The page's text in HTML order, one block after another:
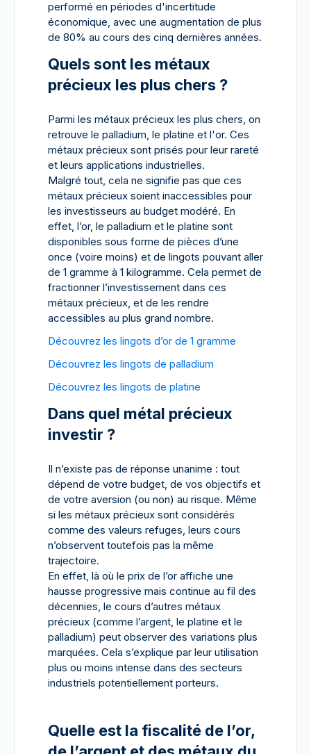
performé en périodes d'incertitude
économique, avec une augmentation de plus
de 80% au cours des cinq dernières années.
Quels sont les métaux
précieux les plus chers ?
Parmi les métaux précieux les plus chers, on
retrouve le palladium, le platine et l'or. Ces
métaux précieux sont prisés pour leur rareté
et leurs applications industrielles.
Malgré tout, cela ne signifie pas que ces
métaux précieux soient inaccessibles pour
les investisseurs au budget modéré. En
effet, l’or, le palladium et le platine sont
disponibles sous forme de pièces d’une
once (voire moins) et de lingots pouvant aller
de 1 gramme à 1 kilogramme. Cela permet de
fractionner l’investissement dans ces
métaux précieux, et de les rendre
accessibles au plus grand nombre.
Découvrez les lingots d’or de 1 gramme
Découvrez les lingots de palladium
Découvrez les lingots de platine
Dans quel métal précieux
investir ?
Il n’existe pas de réponse unanime : tout
dépend de votre budget, de vos objectifs et
de votre aversion (ou non) au risque. Même
si les métaux précieux sont considérés
comme des valeurs refuges, leurs cours
n’observent toutefois pas la même
trajectoire.
En effet, là où le prix de l’or affiche une
hausse progressive mais continue au fil des
décennies, le cours d’autres métaux
précieux (comme l’argent, le platine et le
palladium) peut observer des variations plus
marquées. Cela s’explique par leur utilisation
plus ou moins intense dans des secteurs
industriels potentiellement porteurs.
Quelle est la fiscalité de l’or,